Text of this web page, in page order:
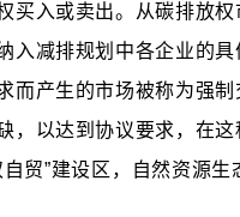
入或卖出。从碳排放
减排规划中各企业的
而产生的市场被称为强
以达到协议要求，在
贸”建设区，自然资源